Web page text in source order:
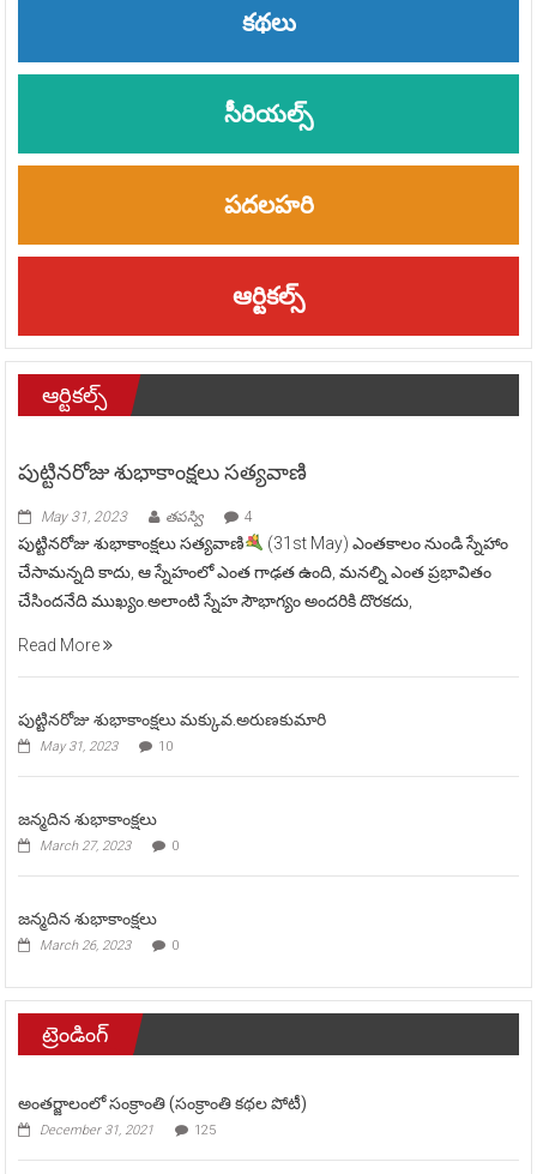
కథలు
సీరియల్స్
పదలహరి
ఆర్టికల్స్
ఆర్టికల్స్
పుట్టినరోజు శుభాకాంక్షలు సత్యవాణి
May 31, 2023 తపస్వి 4
పుట్టినరోజు శుభాకాంక్షలు సత్యవాణి
(31st May) ఎంతకాలం నుండి స్నేహాం
చేసామన్నది కాదు, ఆ స్నేహంలో ఎంత గాఢత ఉంది, మనల్ని ఎంత ప్రభావితం
చేసిందనేది ముఖ్యం.అలాంటి స్నేహ సౌభాగ్యం అందరికి దొరకదు,
Read More
పుట్టినరోజు శుభాకాంక్షలు మక్కువ.అరుణకుమారి
May 31, 2023 10
జన్మదిన శుభాకాంక్షలు
March 27, 2023 0
జన్మదిన శుభాకాంక్షలు
March 26, 2023 0
ట్రెండింగ్
అంతర్జాలంలో సంక్రాంతి (సంక్రాంతి కథల పోటీ)
December 31, 2021 125